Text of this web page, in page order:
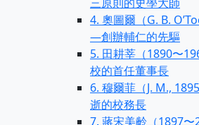
4. 奧圖爾（G. B.
—創辦輔仁的先驅
5. 田耕莘（1890〜
校的首任董事長
6. 穆爾菲（J. M.,
逝的校務長
7. 蔣宋美齡（1897